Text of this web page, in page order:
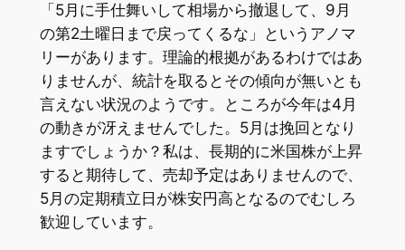
「5月に手仕舞いして相場から撤退して、9月
の第2土曜日まで戻ってくるな」というアノマ
リーがあります。理論的根拠があるわけではあ
りませんが、統計を取るとその傾向が無いとも
言えない状況のようです。ところが今年は4月
の動きが冴えませんでした。5月は挽回となり
ますでしょうか？私は、長期的に米国株が上昇
すると期待して、売却予定はありませんので、
5月の定期積立日が株安円高となるのでむしろ
歓迎しています。